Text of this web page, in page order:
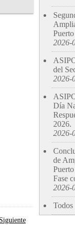
2026-
del
2026-
Día
2026.
2026-
de
Fase
2026-